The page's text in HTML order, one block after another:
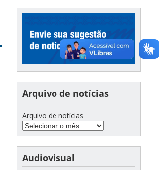
Arquivo de notícias
Arquivo de notícias
Audiovisual